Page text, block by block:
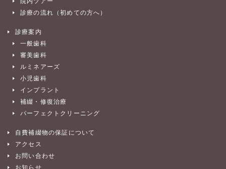
診療の流れ（初めての方へ）
診療案内
一般歯科
審美歯科
ルミネアーズ
小児歯科
インプラント
補綴・修復治療
パーフェクトクリーニング
自費補綴物の保証について
アクセス
お問い合わせ
お知らせ